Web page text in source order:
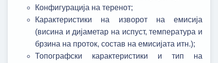
Конфигурација на теренот;
Карактеристики на изворот на емисија
(висина и дијаметар на испуст, температура и
брзина на проток, состав на емисијата итн.);
Топографски карактеристики и тип на